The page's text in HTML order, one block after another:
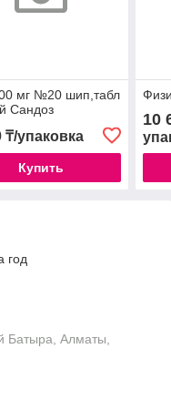
мг №20 шип,табл
Сандоз
₸/упаковка
Купить
10
год
Батыра, Алматы,